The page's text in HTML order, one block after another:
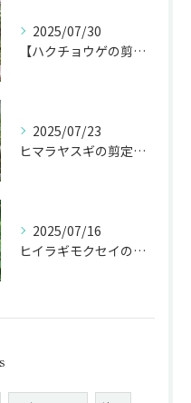
2025/07/30
【ハクチョウゲの剪定】白い花を長く楽しむ剪定時期を完全ガイド
2025/07/23
ヒマラヤスギの剪定で庭のシンボルを魅力的に！
2025/07/16
ヒイラギモクセイの剪定で生垣･庭木を美しく保つ秘訣！